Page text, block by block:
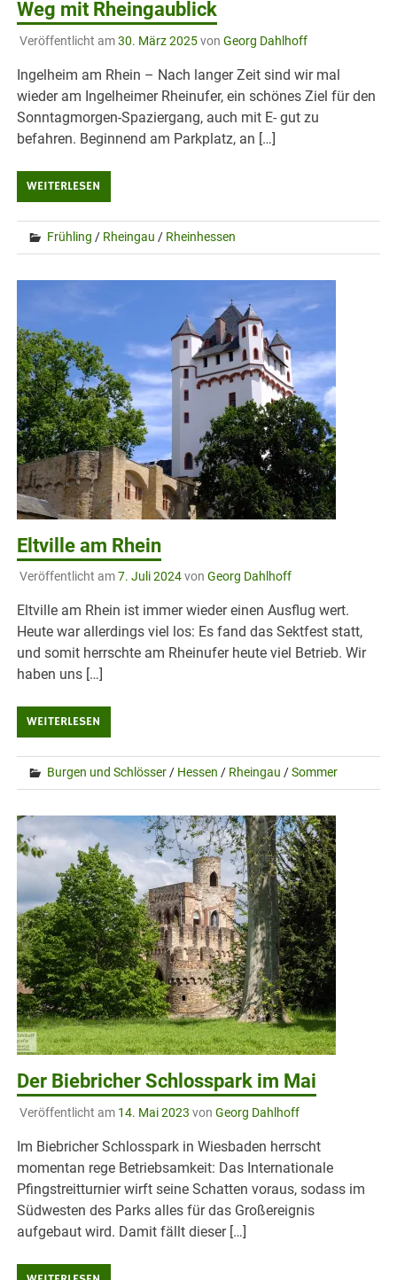
Weg mit Rheingaublick
Veröffentlicht am30. März 2025von Georg Dahlhoff
Ingelheim am Rhein – Nach langer Zeit sind wir mal
wieder am Ingelheimer Rheinufer, ein schönes Ziel für den
Sonntagmorgen-Spaziergang, auch mit E- gut zu
befahren. Beginnend am Parkplatz, an […]
WEITERLESEN
Frühling / Rheingau / Rheinhessen
Eltville am Rhein
Veröffentlicht am7. Juli 2024von Georg Dahlhoff
Eltville am Rhein ist immer wieder einen Ausflug wert.
Heute war allerdings viel los: Es fand das Sektfest statt,
und somit herrschte am Rheinufer heute viel Betrieb. Wir
haben uns […]
WEITERLESEN
Burgen und Schlösser/ Hessen / Rheingau /Sommer
Der Biebricher Schlosspark im Mai
Veröffentlicht am 14. Mai 2023 von Georg Dahlhoff
Im Biebricher Schlosspark in Wiesbaden herrscht
momentan rege Betriebsamkeit: Das Internationale
Pfingstreitturnier wirft seine Schatten voraus, sodass im
Südwesten des Parks alles für das Großereignis
aufgebaut wird. Damit fällt dieser […]